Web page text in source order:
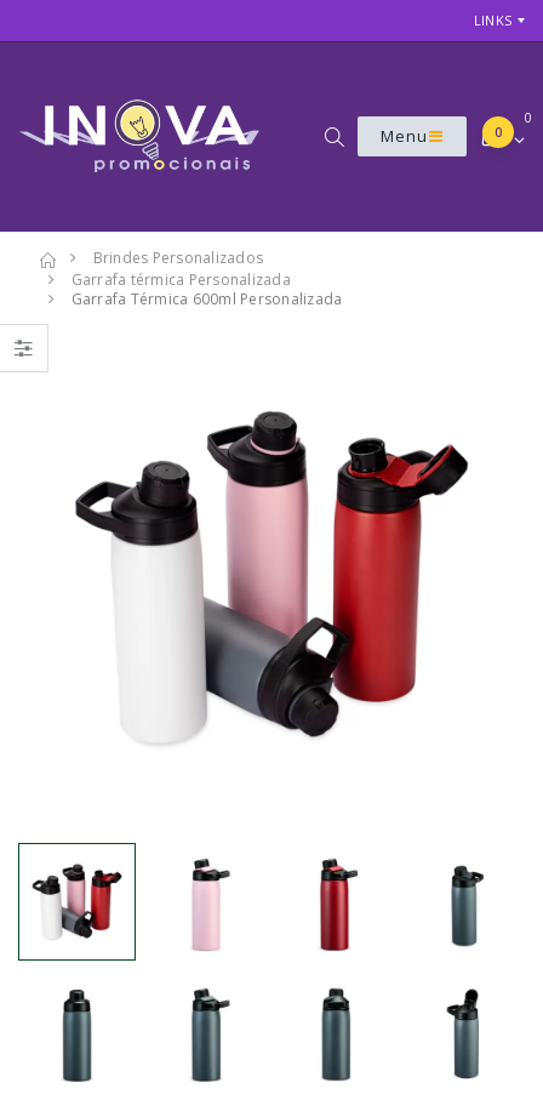
LINKS
Menu
0
0
Brindes Personalizados
Garrafa térmica Personalizada
Garrafa Térmica 600ml Personalizada